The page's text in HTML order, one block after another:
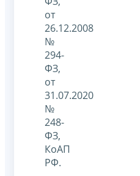
от
26.12.2008
№
294-
ФЗ,
от
31.07.2020
№
248-
ФЗ,
КоАП
РФ.